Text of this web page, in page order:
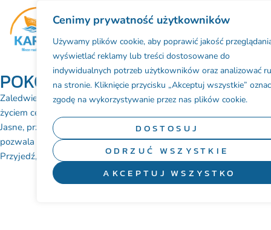
Cenimy prywatność użytkowników
Używamy plików cookie, aby poprawić jakość
wyświetlać reklamy lub treści dostosowane do
indywidualnych potrzeb użytkowników oraz analizować
na stronie. Kliknięcie przycisku „Akceptuj wszystkie”
zgodę na wykorzystywanie przez nas plików cookie.
DOSTOSUJ
ODRZUĆ WSZYSTKIE
AKCEPTUJ WSZYSTKO
BAZA NOCLEGOWA
POKOJE GOŚCINNE U ELI
Zaledwie 200 metrów od morza i kilka kroków od tętniącego
życiem centrum – nasz obiekt to idealne miejsce na relaks w Karwi.
Jasne, przytulne pokoje, przyjemna atmosfera i lokalizacja, która
pozwala cieszyć się wszystkim, co najlepsze nad Bałtykiem.
Przyjedź, odpocznij i poczuj, jak dobrze jest być blisko morza.